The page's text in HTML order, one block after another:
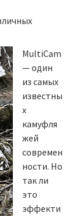
MultiCam
— один
из самых
известны
х
камуфля
жей
современ
ности. Но
так ли
это
эффекти